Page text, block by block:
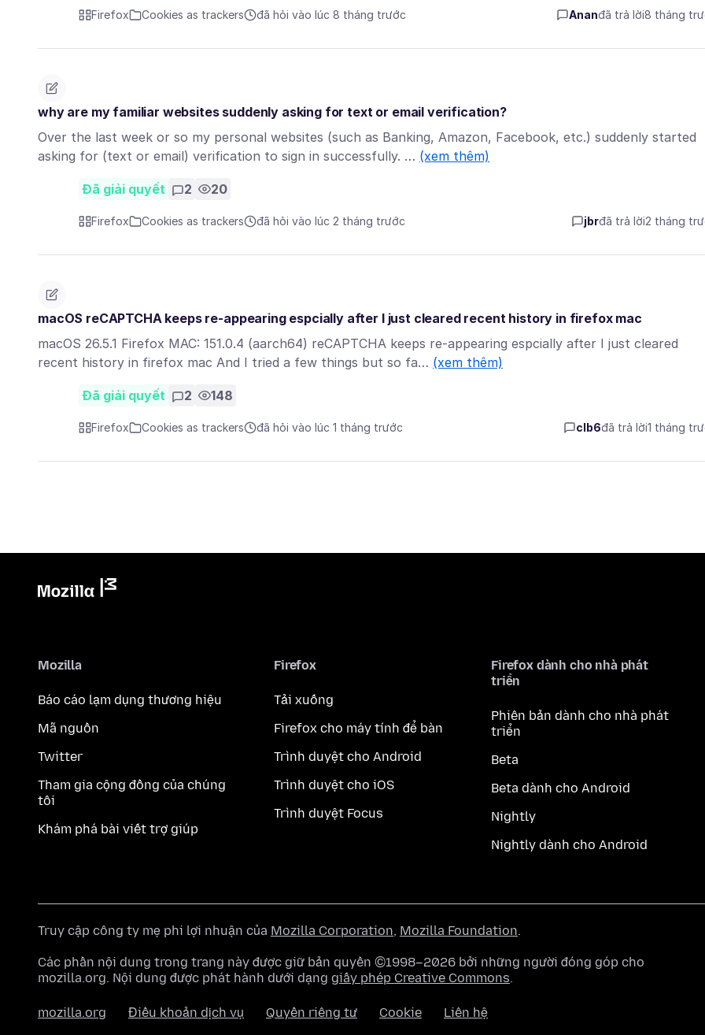
Firefox Cookies as trackers đã hỏi vào lúc 8 tháng trước Ananđã trả lời8 tháng
why are my familiar websites suddenly asking for text or email verification?
Over the last week or so my personal websites (such as Banking, Amazon, Facebook, etc.) suddenly started
asking for (text or email) verification to sign in successfully. … (xem thêm)
Đã giải quyết 2 20
Firefox Cookies as trackers đã hỏi vào lúc 2 tháng trước jbrđã trả lời2 tháng
macOS reCAPTCHA keeps re-appearing espcially after I just cleared recent history in firefox mac
macOS 26.5.1 Firefox MAC: 151.0.4 (aarch64) reCAPTCHA keeps re-appearing espcially after I just cleared
recent history in firefox mac And I tried a few things but so fa… (xem thêm)
Đã giải quyết 2 148
Firefox Cookies as trackers đã hỏi vào lúc 1 tháng trước clb6đã trả lời1 tháng
Mozilla
Báo cáo lạm dụng thương hiệu
Mã nguồn
Twitter
Tham gia cộng đồng của chúng
tôi
Khám phá bài viết trợ giúp
Firefox
Tải xuống
Firefox cho máy tính để bàn
Trình duyệt cho Android
Trình duyệt cho iOS
Trình duyệt Focus
Firefox dành cho nhà phát
triển
Phiên bản dành cho nhà phát
triển
Beta
Beta dành cho Android
Nightly
Nightly dành cho Android
Truy cập công ty mẹ phi lợi nhuận của Mozilla Corporation, Mozilla Foundation.
Các phần nội dung trong trang này được giữ bản quyền ©1998–2026 bởi những người đóng góp cho
mozilla.org. Nội dung được phát hành dưới dạng giấy phép Creative Commons.
mozilla.org Điều khoản dịch vụ Quyền riêng tư Cookie Liên hệ